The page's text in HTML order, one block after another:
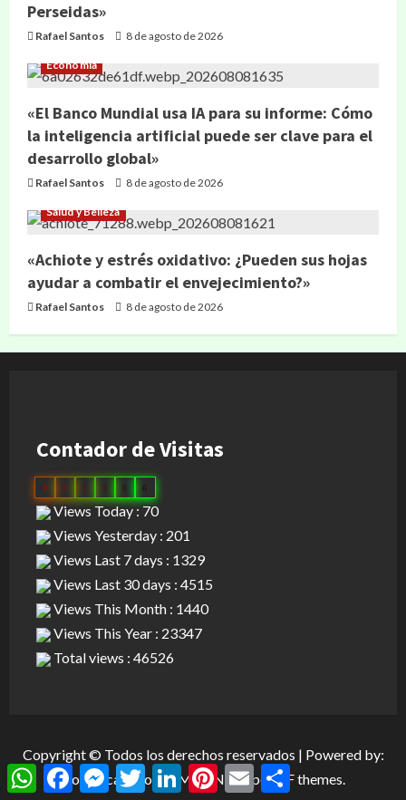
Perseidas»
Rafael Santos 8 de agosto de 2026
Economía
«El Banco Mundial usa IA para su informe: Cómo
la inteligencia artificial puede ser clave para el
desarrollo global»
Rafael Santos 8 de agosto de 2026
Salud y Belleza
«Achiote y estrés oxidativo: ¿Pueden sus hojas
ayudar a combatir el envejecimiento?»
Rafael Santos 8 de agosto de 2026
Contador de Visitas
0 3 1 3 6
Views Today : 70
Views Yesterday : 201
Views Last 7 days : 1329
Views Last 30 days : 4515
Views This Month : 1440
Views This Year : 23347
Total views : 46526
Copyright © Todos los derechos reservados | Powered by:
Dominican Cloud| MoreNews por AF themes.
WhatsAppFacebookMessenger
TwitterLinkedInPinterestEmailCompartir